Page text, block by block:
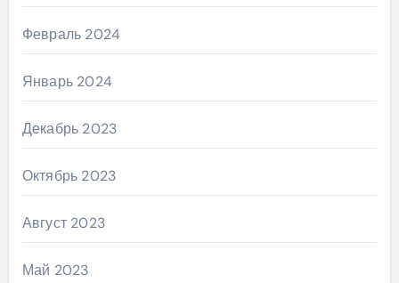
Февраль 2024
Январь 2024
Декабрь 2023
Октябрь 2023
Август 2023
Май 2023